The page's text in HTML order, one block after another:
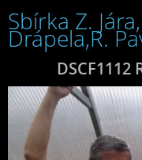
Sbírka Z.
Drápela,R.
DSCF1112